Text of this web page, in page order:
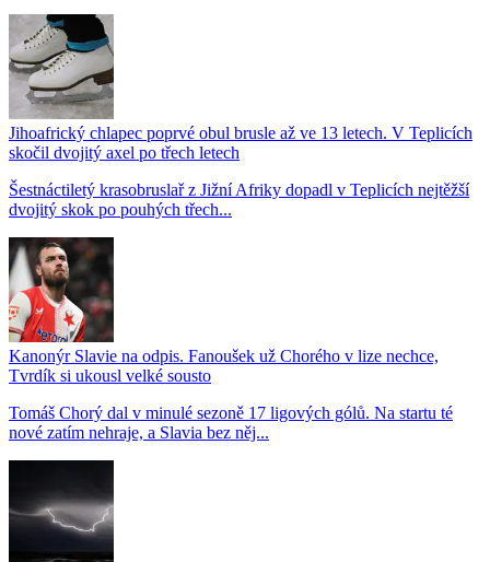
Jihoafrický chlapec poprvé obul brusle až ve 13 letech. V Teplicích
skočil dvojitý axel po třech letech
Šestnáctiletý krasobruslař z Jižní Afriky dopadl v Teplicích nejtěžší
dvojitý skok po pouhých třech...
Kanonýr Slavie na odpis. Fanoušek už Chorého v lize nechce,
Tvrdík si ukousl velké sousto
Tomáš Chorý dal v minulé sezoně 17 ligových gólů. Na startu té
nové zatím nehraje, a Slavia bez něj...